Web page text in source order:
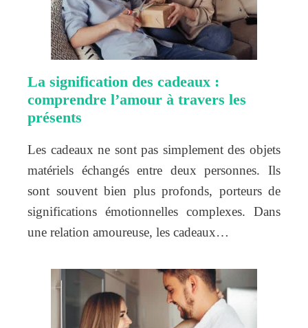
La signification des cadeaux :
comprendre l’amour à travers les
présents
Les cadeaux ne sont pas simplement des objets
matériels échangés entre deux personnes. Ils
sont souvent bien plus profonds, porteurs de
significations émotionnelles complexes. Dans
une relation amoureuse, les cadeaux…